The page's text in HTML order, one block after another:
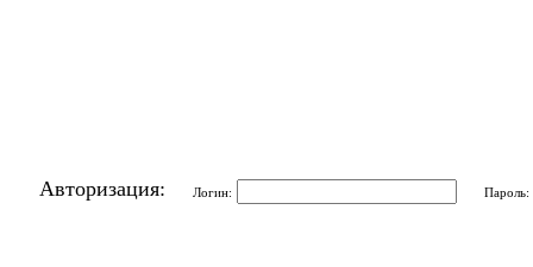
Авторизация: Логин: Пароль: